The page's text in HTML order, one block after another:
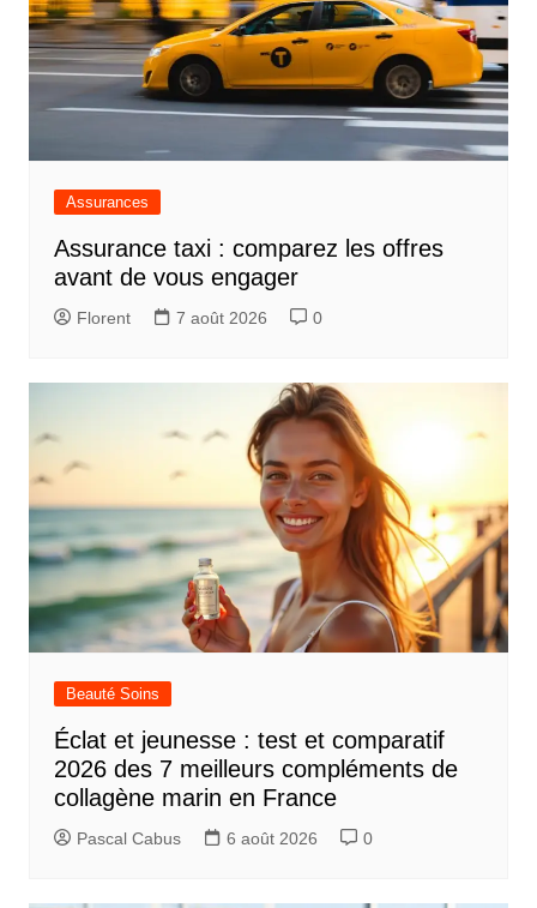
Assurances
Assurance taxi : comparez les offres
avant de vous engager
Florent 7 août 2026 0
Beauté Soins
Éclat et jeunesse : test et comparatif
2026 des 7 meilleurs compléments de
collagène marin en France
Pascal Cabus 6 août 2026 0